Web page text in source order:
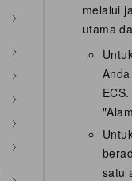
melalui
utama
satu